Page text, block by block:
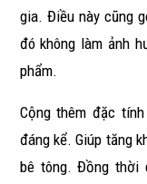
gia. Điều này cũng
đó không làm ảnh
phẩm.
Cộng thêm đặc
đáng kể. Giúp tăng
bê tông. Đồng thời